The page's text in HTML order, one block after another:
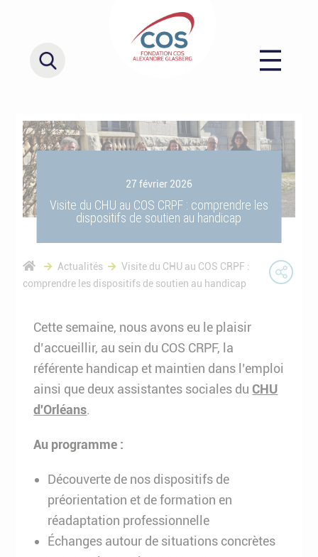
27 février 2026
Visite du CHU au COS CRPF : comprendre les
dispositifs de soutien au handicap
Actualités
Visite du CHU au COS CRPF :
comprendre les dispositifs de soutien au handicap
Cette semaine, nous avons eu le plaisir
d’accueillir, au sein du COS CRPF, la
référente handicap et maintien dans l’emploi
ainsi que deux assistantes sociales du CHU
d'Orléans.
Au programme :
Découverte de nos dispositifs de
préorientation et de formation en
réadaptation professionnelle
Échanges autour de situations concrètes